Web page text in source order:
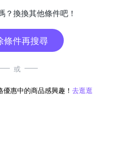
？換換其他條件吧！
條件再搜尋
或
惠中的商品感興趣！ 去逛逛